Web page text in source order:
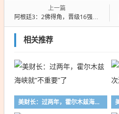
上一篇
阿根廷3：2佛得角，晋级16强！今早朋友圈沸腾了：“堪比决赛”
相关推荐
美财长：过两年，霍尔木兹海峡就“不重要”了